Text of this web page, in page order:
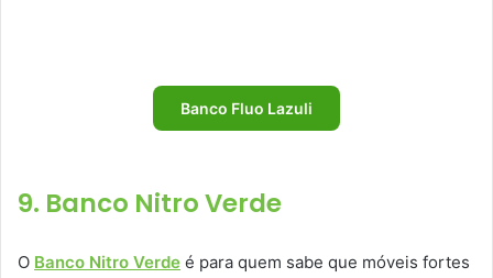
Banco Fluo Lazuli
9. Banco Nitro Verde
O Banco Nitro Verde é para quem sabe que móveis fortes